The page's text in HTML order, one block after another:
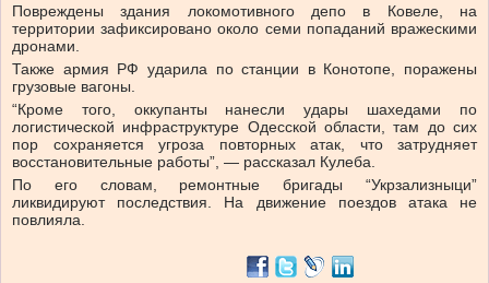
Повреждены здания локомотивного депо в Ковеле, на
территории зафиксировано около семи попаданий вражескими
дронами.
Также армия РФ ударила по станции в Конотопе, поражены
грузовые вагоны.
“Кроме того, оккупанты нанесли удары шахедами по
логистической инфраструктуре Одесской области, там до сих
пор сохраняется угроза повторных атак, что затрудняет
восстановительные работы”, — рассказал Кулеба.
По его словам, ремонтные бригады “Укрзализныци”
ликвидируют последствия. На движение поездов атака не
повлияла.